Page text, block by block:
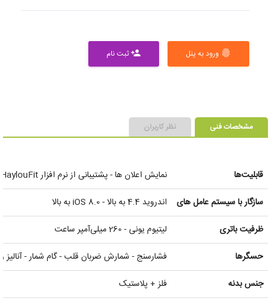
fingerprint ورود به پنل person_addثبت نام
مشخصات فنی نظر کاربران
قابلیت‌ها
نمایش اعلان ها - پشتیبانی از نرم افزار HaylouFit ، کرنومتر - امکان رد تماس - یادآوری بی تحرکی - یادآوری جلسه - پیدا کردن گوشی موبایل ‌
سازگار با سیستم عامل های
اندروید 4.4 به بالا - iOS 8.0 به بالا
ظرفیت باتری
لیتیوم یونی - 260 میلی‌آمپر ساعت
حسگرها
فشارسنج - شمارش ضربان قلب - گام شمار - آنالیز و اندازه گیری میزان
جنس بدنه
فلز + پلاستیک